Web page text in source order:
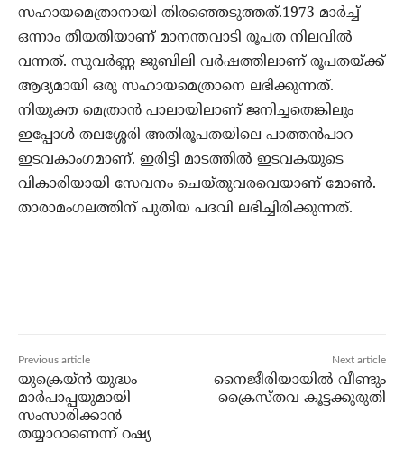
സഹായമെത്രാനായി തിരഞ്ഞെടുത്തത്.1973 മാര്‍ച്ച്
ഒന്നാം തീയതിയാണ് മാനന്തവാടി രൂപത നിലവില്‍
വന്നത്. സുവര്‍ണ്ണ ജുബിലി വര്‍ഷത്തിലാണ് രൂപതയ്ക്ക്
ആദ്യമായി ഒരു സഹായമെത്രാനെ ലഭിക്കുന്നത്.
നിയുക്ത മെത്രാന്‍ പാലായിലാണ് ജനിച്ചതെങ്കിലും
ഇപ്പോള്‍ തലശ്ശേരി അതിരൂപതയിലെ പാത്തന്‍പാറ
ഇടവകാംഗമാണ്. ഇരിട്ടി മാടത്തില്‍ ഇടവകയുടെ
വികാരിയായി സേവനം ചെയ്തുവരവെയാണ് മോണ്‍.
താരാമംഗലത്തിന് പുതിയ പദവി ലഭിച്ചിരിക്കുന്നത്.
Previous article
യുക്രെയ്ന്‍ യുദ്ധം
മാര്‍പാപ്പയുമായി
സംസാരിക്കാന്‍
തയ്യാറാണെന്ന് റഷ്യ
Next article
നൈജീരിയായില്‍ വീണ്ടും
ക്രൈസ്തവ കൂട്ടക്കുരുതി